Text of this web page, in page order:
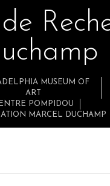
principal
MUSEUM OF
ART
POMPIDOU
MARCEL DUCHAMP